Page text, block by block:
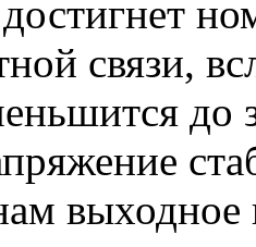
связи,
до
выходное